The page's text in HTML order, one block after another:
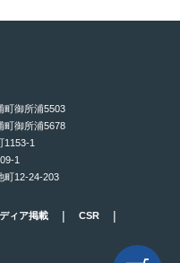
御所浦5503
御所浦5678
1
1
12-24-203
ィア掲載
CSR